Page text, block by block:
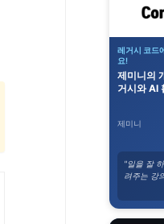
레거시 코드
요!
제미니의
거시와 AI
제미니
"일을 잘
려주는 강
로 생각